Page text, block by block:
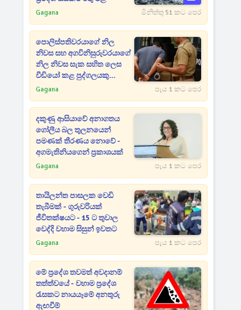
Gagana මිනිත්තු 51 කට පෙර
පොලිස්පතිවරයාගේ නිල
නිවස සහ අගවිනිසුරුවරයාගේ
නිල නිවස සැක සහිත ලෙස
වීඩියෝ කළ පුද්ගලයකු
අත්අඩංගුවට
Gagana පැය 1 කට පෙර
දකුණු ආසියාවේ අනාගතය
ගෝලීය බල තුලනයෙන්
පමණක් තීරණය නොවේ -
අගමැතිනියගෙන් ප්‍රකාශයක්
Gagana පැය 1 කට පෙර
තායිලන්ත පාසලක වෙඩි
තැබීමක් - ගුරුවරියක්
ජීවිතක්ෂයට - 15 ට තුවාල
වෙද්දි වහාම සිසුන් ඉවතට
Gagana පැය 1 කට පෙර
මේ ප්‍රදේශ තවමත් අවදානම්
තත්ත්වයේ - වහාම ප්‍රදේශ
රැසකට නායයෑමේ අනතුරු
ඇඟවීම්